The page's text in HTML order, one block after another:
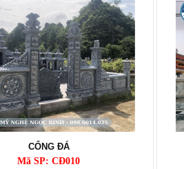
CỔNG ĐÁ
Mã SP: CĐ010